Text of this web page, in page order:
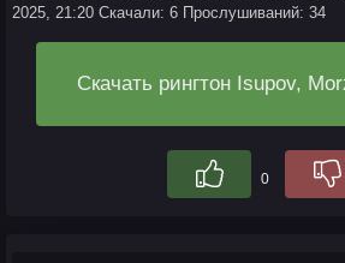
2025, 21:20 Скачали: 6 Прослушиваний: 34
Скачать рингтон Isupov,
0